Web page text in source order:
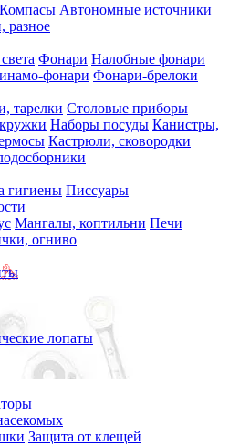
Компасы Автономные источники
разное
Фонари Налобные фонари
фонари Фонари-брелоки
тарелки Столовые приборы
Наборы посуды Канистры,
Кастрюли, сковородки
гигиены Писсуары
Мангалы, коптильни Печи
огниво
лопаты
Защита от клещей